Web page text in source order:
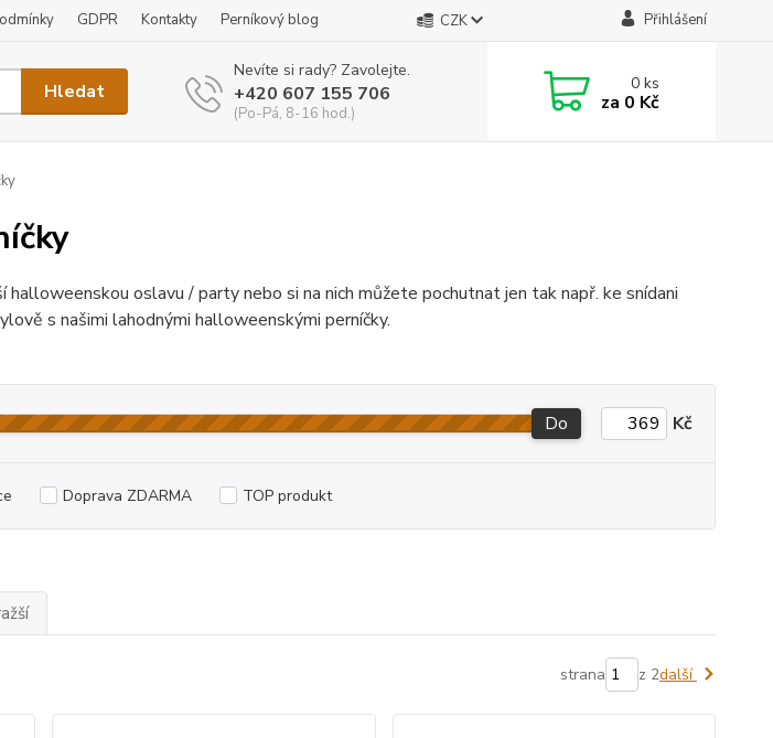
GDPR Kontakty Perníkový blog CZK Přihlášení
Hledat
Nevíte si rady? Zavolejte.
+420 607 155 706
(Po-Pá, 8-16 hod.)
0ks
za 0 Kč
oslavu / party nebo si na nich můžete pochutnat jen tak např. ke snídani
s našimi lahodnými halloweenskými perníčky.
Do Kč
Doprava ZDARMA TOP produkt
strana z 2další